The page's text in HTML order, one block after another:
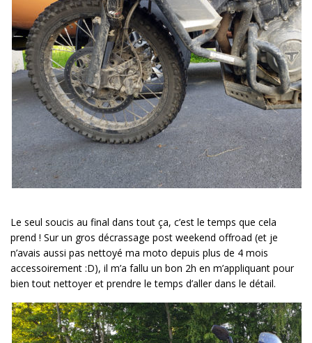
Le seul soucis au final dans tout ça, c’est le temps que cela
prend ! Sur un gros décrassage post weekend offroad (et je
n’avais aussi pas nettoyé ma moto depuis plus de 4 mois
accessoirement :D), il m’a fallu un bon 2h en m’appliquant pour
bien tout nettoyer et prendre le temps d’aller dans le détail.